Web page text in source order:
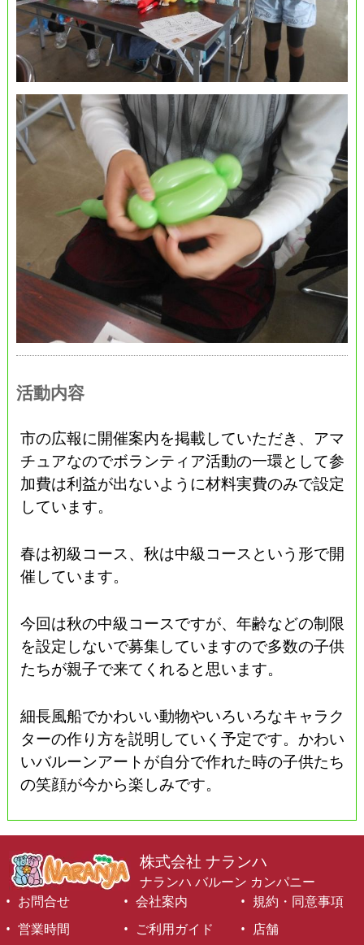
活動内容
市の広報に開催案内を掲載していただき、アマ
チュアなのでボランティア活動の一環として参
加費は利益が出ないように材料実費のみで設定
しています。
春は初級コース、秋は中級コースという形で開
催しています。
今回は秋の中級コースですが、年齢などの制限
を設定しないで募集していますので多数の子供
たちが親子で来てくれると思います。
細長風船でかわいい動物やいろいろなキャラク
ターの作り方を説明していく予定です。かわい
いバルーンアートが自分で作れた時の子供たち
の笑顔が今から楽しみです。
株式会社 ナランハ
ナランハ バルーン カンパニー
お問合せ
会社案内
規約・同意事項
営業時間
ご利用ガイド 店舗